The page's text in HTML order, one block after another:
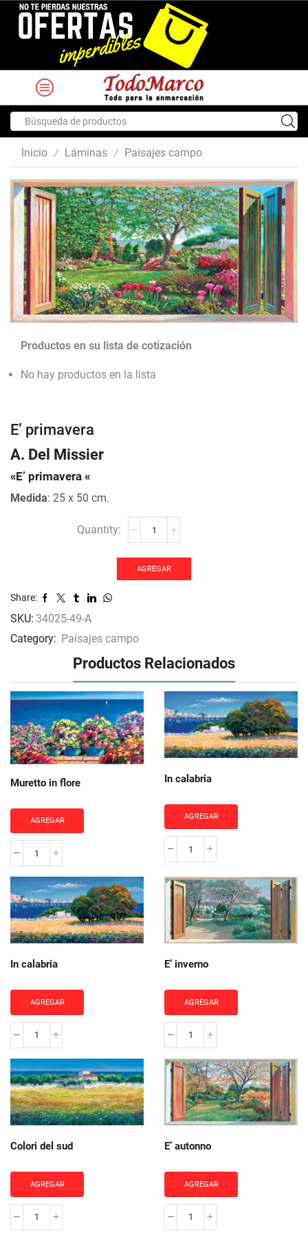
input
Inicio / Láminas / Paisajes campo
Productos en su lista de cotización
No hay productos en la lista
E’ primavera
A. Del Missier
«E’ primavera «
Medida: 25 x 50 cm.
AGREGAR
Share:
SKU: 34025-49-A
Category: Paisajes campo
Productos Relacionados
Muretto in flore
AGREGAR
Muretto
in
flore
cantidad
In calabria
AGREGAR
In
cantidad
In calabria
AGREGAR
In
calabria
cantidad
E’ inverno
AGREGAR
E'
inverno
cantidad
Colori del sud
AGREGAR
Colori
E’ autonno
AGREGAR
E'